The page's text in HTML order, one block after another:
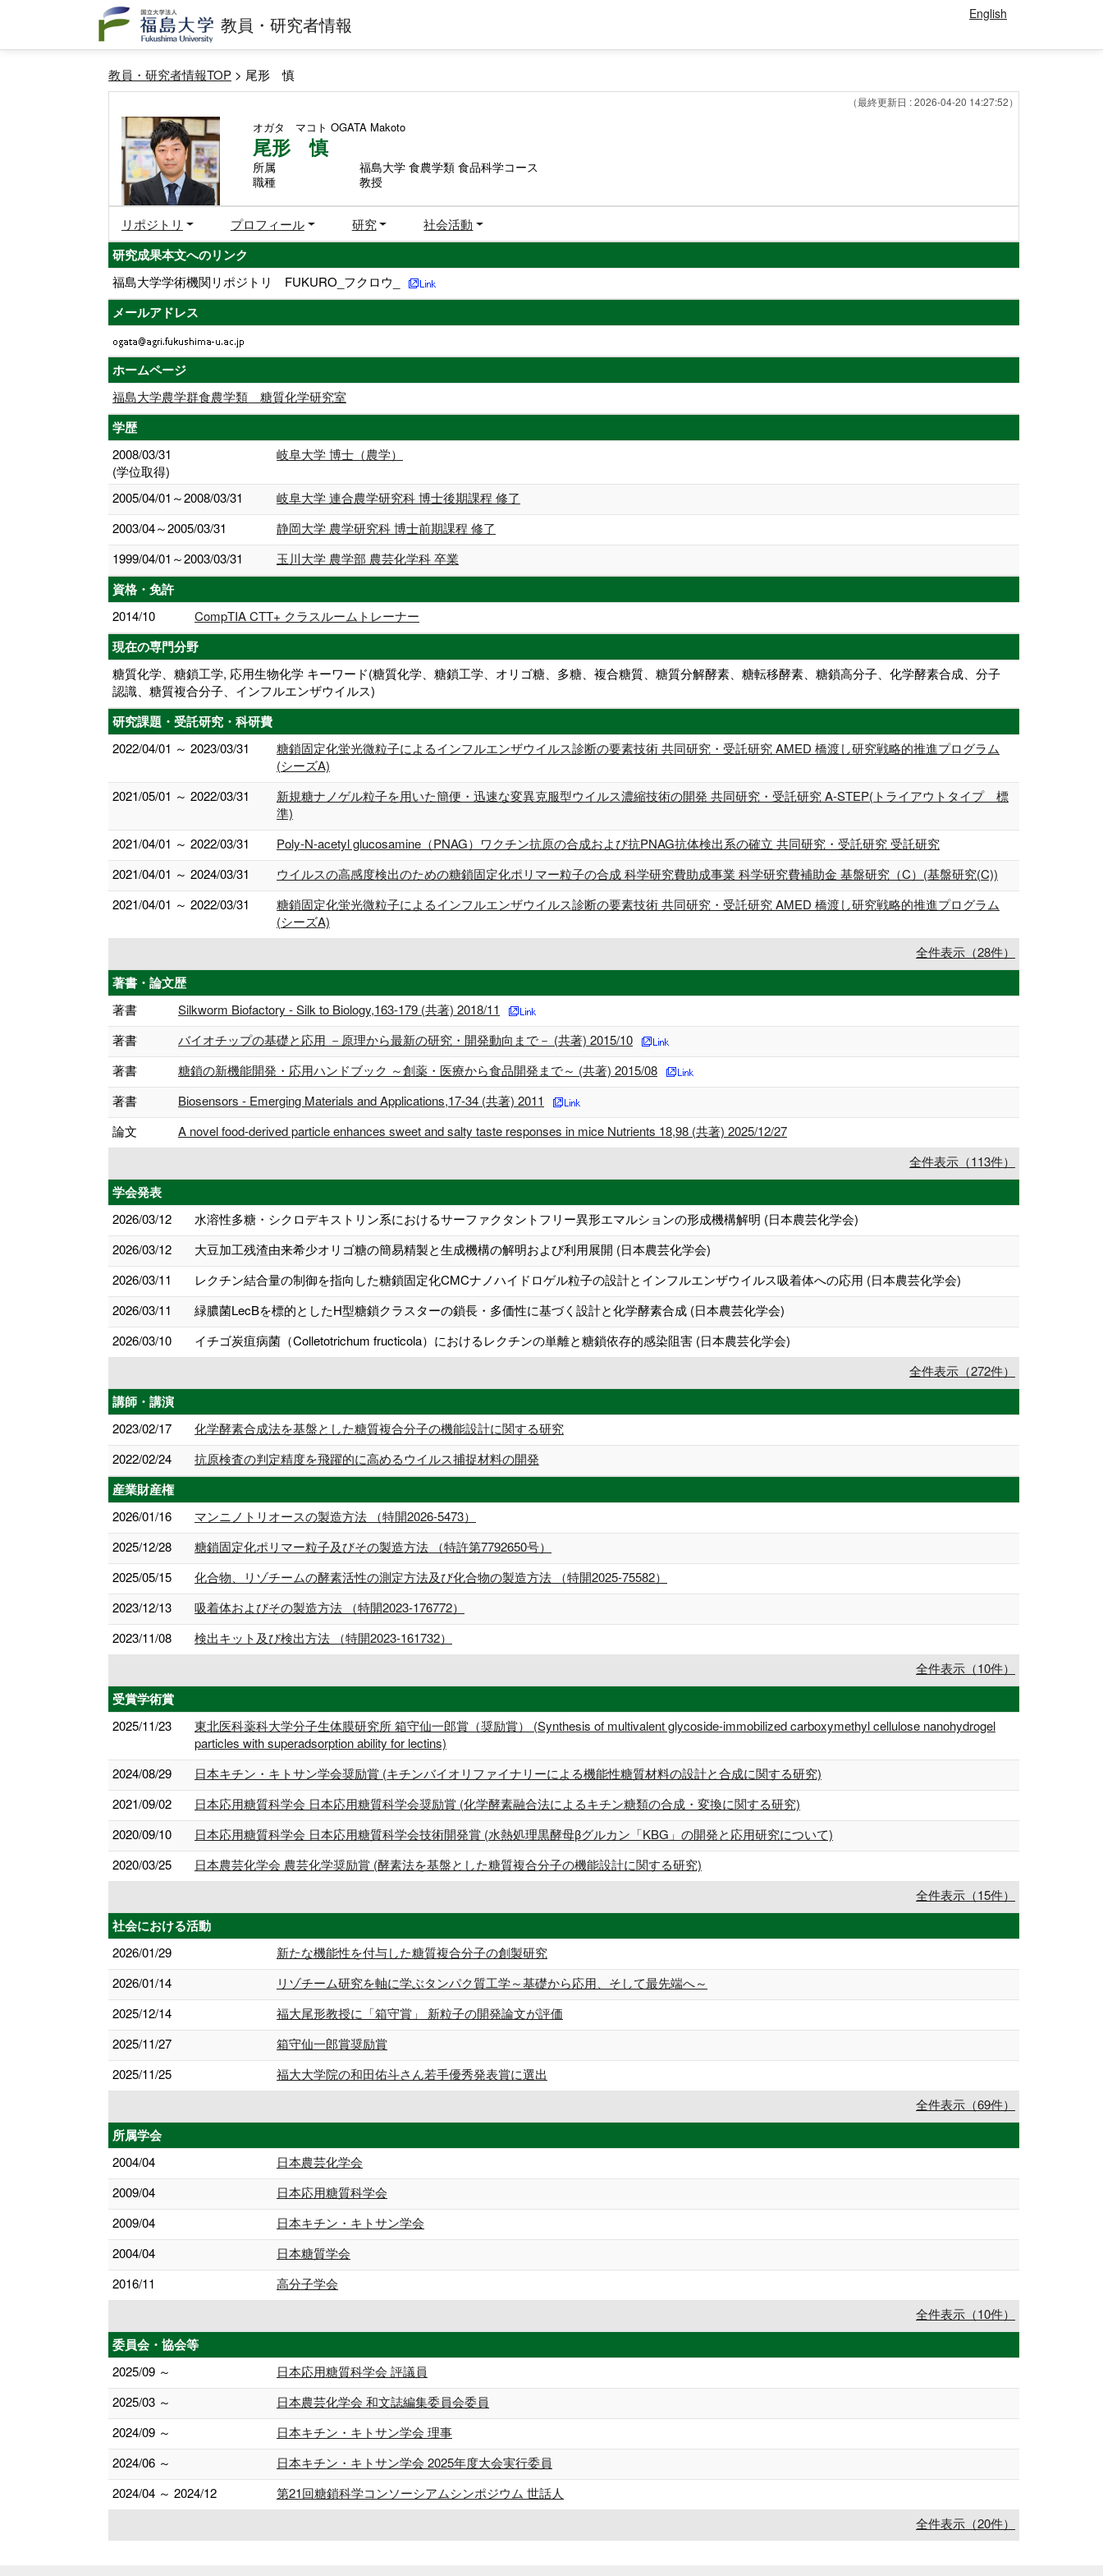
教員・研究者情報 English
教員・研究者情報TOP > 尾形 慎
（最終更新日 : 2026-04-20 14:27:52）
オガタ マコト OGATA Makoto
尾形 慎
所属
福島大学 食農学類 食品科学コース
職種
教授
リポジトリ プロフィール 研究 社会活動
研究成果本文へのリンク
福島大学学術機関リポジトリ FUKURO_フクロウ_
メールアドレス
ホームページ
福島大学農学群食農学類 糖質化学研究室
学歴
2008/03/31
(学位取得)
岐阜大学 博士（農学）
2005/04/01～2008/03/31
岐阜大学 連合農学研究科 博士後期課程 修了
2003/04～2005/03/31
静岡大学 農学研究科 博士前期課程 修了
1999/04/01～2003/03/31
玉川大学 農学部 農芸化学科 卒業
資格・免許
2014/10 CompTIA CTT+ クラスルームトレーナー
現在の専門分野
糖質化学、糖鎖工学, 応用生物化学 キーワード(糖質化学、糖鎖工学、オリゴ糖、多糖、複合糖質、糖質分解酵素、糖転移酵素、糖鎖高分子、化学酵素合成、分子
認識、糖質複合分子、インフルエンザウイルス)
研究課題・受託研究・科研費
2022/04/01 ～ 2023/03/31
糖鎖固定化蛍光微粒子によるインフルエンザウイルス診断の要素技術 共同研究・受託研究 AMED 橋渡し研究戦略的推進プログラム
(シーズA)
2021/05/01 ～ 2022/03/31
新規糖ナノゲル粒子を用いた簡便・迅速な変異克服型ウイルス濃縮技術の開発 共同研究・受託研究 A-STEP(トライアウトタイプ 標
準)
2021/04/01 ～ 2022/03/31
Poly-N-acetyl glucosamine（PNAG）ワクチン抗原の合成および抗PNAG抗体検出系の確立 共同研究・受託研究 受託研究
2021/04/01 ～ 2024/03/31
ウイルスの高感度検出のための糖鎖固定化ポリマー粒子の合成 科学研究費助成事業 科学研究費補助金 基盤研究（C）(基盤研究(C))
2021/04/01 ～ 2022/03/31
糖鎖固定化蛍光微粒子によるインフルエンザウイルス診断の要素技術 共同研究・受託研究 AMED 橋渡し研究戦略的推進プログラム
(シーズA)
全件表示（28件）
著書・論文歴
著書
Silkworm Biofactory - Silk to Biology,163-179 (共著) 2018/11
著書
バイオチップの基礎と応用 －原理から最新の研究・開発動向まで－ (共著) 2015/10
著書
糖鎖の新機能開発・応用ハンドブック ～創薬・医療から食品開発まで～ (共著) 2015/08
著書
Biosensors - Emerging Materials and Applications,17-34 (共著) 2011
論文
A novel food-derived particle enhances sweet and salty taste responses in mice Nutrients 18,98 (共著) 2025/12/27
全件表示（113件）
学会発表
2026/03/12
水溶性多糖・シクロデキストリン系におけるサーファクタントフリー異形エマルションの形成機構解明 (日本農芸化学会)
2026/03/12
大豆加工残渣由来希少オリゴ糖の簡易精製と生成機構の解明および利用展開 (日本農芸化学会)
2026/03/11
レクチン結合量の制御を指向した糖鎖固定化CMCナノハイドロゲル粒子の設計とインフルエンザウイルス吸着体への応用 (日本農芸化学会)
2026/03/11
緑膿菌LecBを標的としたH型糖鎖クラスターの鎖長・多価性に基づく設計と化学酵素合成 (日本農芸化学会)
2026/03/10
イチゴ炭疽病菌（Colletotrichum fructicola）におけるレクチンの単離と糖鎖依存的感染阻害 (日本農芸化学会)
全件表示（272件）
講師・講演
2023/02/17
化学酵素合成法を基盤とした糖質複合分子の機能設計に関する研究
2022/02/24
抗原検査の判定精度を飛躍的に高めるウイルス捕捉材料の開発
産業財産権
2026/01/16
マンニノトリオースの製造方法 （特開2026-5473）
2025/12/28
糖鎖固定化ポリマー粒子及びその製造方法 （特許第7792650号）
2025/05/15
化合物、リゾチームの酵素活性の測定方法及び化合物の製造方法 （特開2025-75582）
2023/12/13
吸着体およびその製造方法 （特開2023-176772）
2023/11/08
検出キット及び検出方法 （特開2023-161732）
全件表示（10件）
受賞学術賞
2025/11/23
東北医科薬科大学分子生体膜研究所 箱守仙一郎賞（奨励賞） (Synthesis of multivalent glycoside-immobilized carboxymethyl cellulose nanohydrogel
particles with superadsorption ability for lectins)
2024/08/29
日本キチン・キトサン学会奨励賞 (キチンバイオリファイナリーによる機能性糖質材料の設計と合成に関する研究)
2021/09/02
日本応用糖質科学会 日本応用糖質科学会奨励賞 (化学酵素融合法によるキチン糖類の合成・変換に関する研究)
2020/09/10
日本応用糖質科学会 日本応用糖質科学会技術開発賞 (水熱処理黒酵母βグルカン「KBG」の開発と応用研究について)
2020/03/25
日本農芸化学会 農芸化学奨励賞 (酵素法を基盤とした糖質複合分子の機能設計に関する研究)
全件表示（15件）
社会における活動
2026/01/29
新たな機能性を付与した糖質複合分子の創製研究
2026/01/14
リゾチーム研究を軸に学ぶタンパク質工学～基礎から応用、そして最先端へ～
2025/12/14
福大尾形教授に「箱守賞」 新粒子の開発論文が評価
2025/11/27
箱守仙一郎賞奨励賞
2025/11/25
福大大学院の和田佑斗さん若手優秀発表賞に選出
全件表示（69件）
所属学会
2004/04
日本農芸化学会
2009/04
日本応用糖質科学会
2009/04
日本キチン・キトサン学会
2004/04
日本糖質学会
2016/11
高分子学会
全件表示（10件）
委員会・協会等
2025/09 ～
日本応用糖質科学会 評議員
2025/03 ～
日本農芸化学会 和文誌編集委員会委員
2024/09 ～
日本キチン・キトサン学会 理事
2024/06 ～
日本キチン・キトサン学会 2025年度大会実行委員
2024/04 ～ 2024/12
第21回糖鎖科学コンソーシアムシンポジウム 世話人
全件表示（20件）